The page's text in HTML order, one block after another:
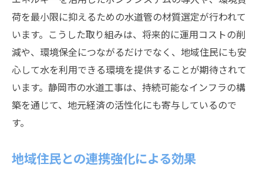
荷を最小限に抑えるための水道管の材質選定が行われて
います。こうした取り組みは、将来的に運用コストの削
減や、環境保全につながるだけでなく、地域住民にも安
心して水を利用できる環境を提供することが期待されて
います。静岡市の水道工事は、持続可能なインフラの構
築を通じて、地元経済の活性化にも寄与しているので
す。
地域住民との連携強化による効果